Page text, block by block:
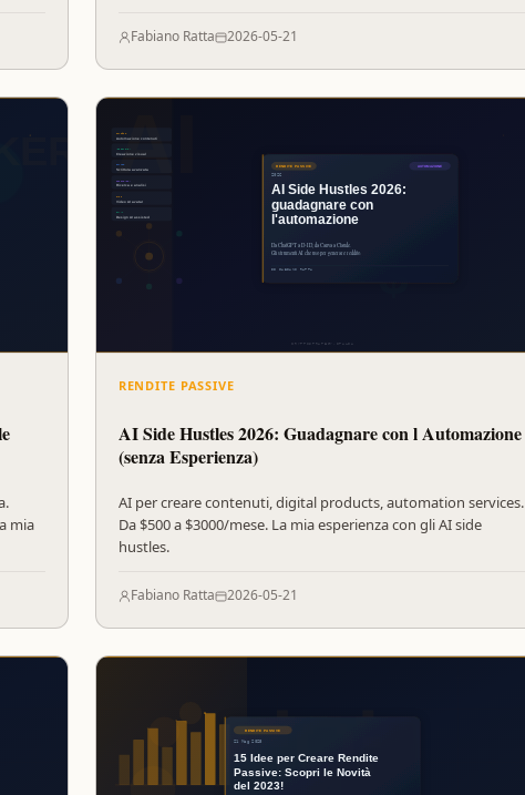
Fabiano Ratta 2026-05-21
mia
RENDITE PASSIVE
AI Side Hustles 2026: Guadagnare con l Automazione
(senza Esperienza)
AI per creare contenuti, digital products, automation services.
Da $500 a $3000/mese. La mia esperienza con gli AI side
hustles.
Fabiano Ratta 2026-05-21